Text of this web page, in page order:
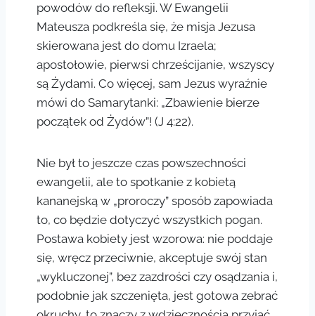
powodów do refleksji. W Ewangelii
Mateusza podkreśla się, że misja Jezusa
skierowana jest do domu Izraela;
apostołowie, pierwsi chrześcijanie, wszyscy
są Żydami. Co więcej, sam Jezus wyraźnie
mówi do Samarytanki: „Zbawienie bierze
początek od Żydów”! (J 4:22).
Nie był to jeszcze czas powszechności
ewangelii, ale to spotkanie z kobietą
kananejską w „proroczy” sposób zapowiada
to, co będzie dotyczyć wszystkich pogan.
Postawa kobiety jest wzorowa: nie poddaje
się, wręcz przeciwnie, akceptuje swój stan
„wykluczonej”, bez zazdrości czy osądzania i,
podobnie jak szczenięta, jest gotowa zebrać